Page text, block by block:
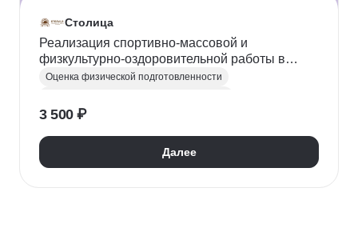
Столица
Реализация спортивно-массовой и
физкультурно-оздоровительной работы в
высшем учебном заведении
Оценка физической подготовленности
Спортивно-массовые мероприятия
Педагог высшего образования
3 500 ₽
Далее